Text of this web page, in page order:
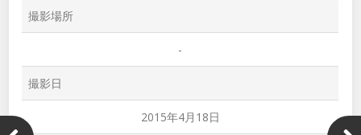
撮影場所
-
撮影日
2015年4月18日